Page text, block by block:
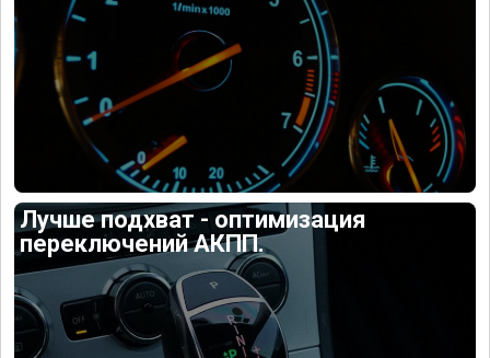
Лучше подхват - оптимизация
переключений АКПП.